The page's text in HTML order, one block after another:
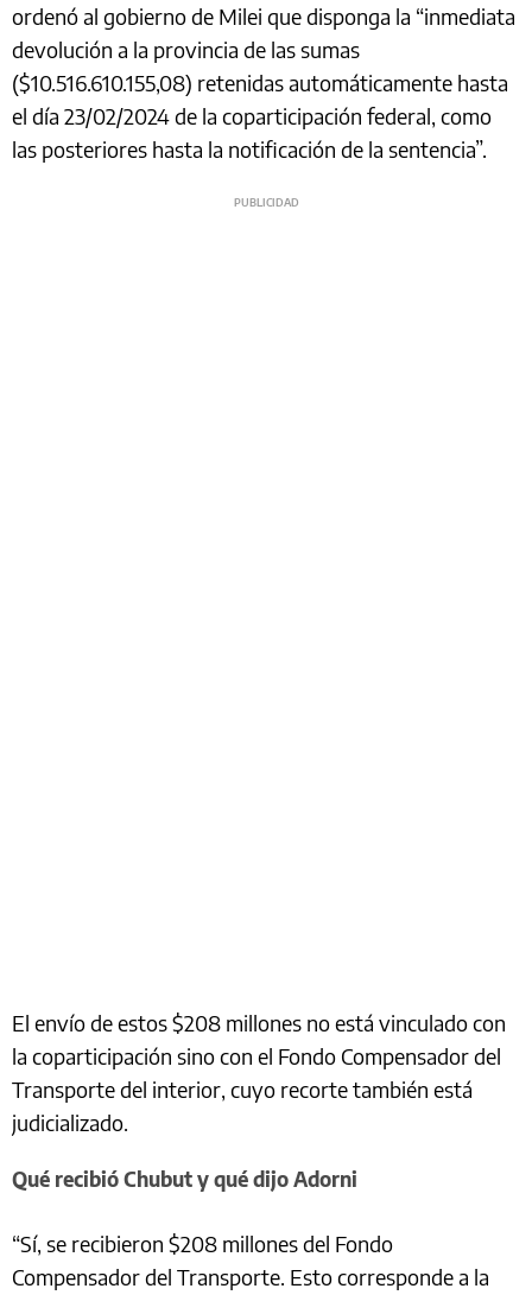
ordenó al gobierno de Milei que disponga la “inmediata
devolución a la provincia de las sumas
($10.516.610.155,08) retenidas automáticamente hasta
el día 23/02/2024 de la coparticipación federal, como
las posteriores hasta la notificación de la sentencia”.
El envío de estos $208 millones no está vinculado con
la coparticipación sino con el Fondo Compensador del
Transporte del interior, cuyo recorte también está
judicializado.
Qué recibió Chubut y qué dijo Adorni
“Sí, se recibieron $208 millones del Fondo
Compensador del Transporte. Esto corresponde a la